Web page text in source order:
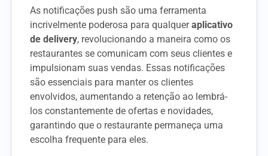
As notificações push são uma ferramenta
incrivelmente poderosa para qualqueraplicativo
de delivery, revolucionando a maneira como os
restaurantes se comunicam com seus clientes e
impulsionam suas vendas. Essas notificações
são essenciais para manter os clientes
envolvidos, aumentando a retenção ao lembrá-
los constantemente de ofertas e novidades,
garantindo que o restaurante permaneça uma
escolha frequente para eles.